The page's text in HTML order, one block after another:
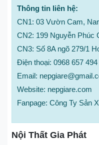
Thông tin liên hệ:
CN1: 03 Vườn Cam,
CN2: 199 Nguyễn Phúc
CN3: Số 8A ngõ 279/1
Điện thoại: 0968 657 494
Email:
Website: nepgiare.com
Fanpage: Công Ty Sản
Nội Thất Gia Phát